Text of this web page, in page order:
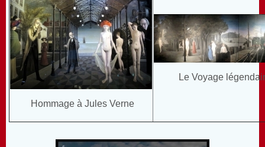
Hommage à Jules Verne
Le Voyage